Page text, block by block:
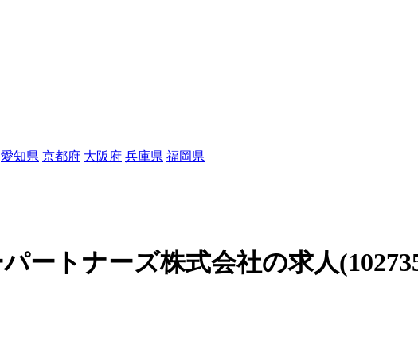
愛知県 京都府 大阪府 兵庫県 福岡県
ートナーズ株式会社の求人